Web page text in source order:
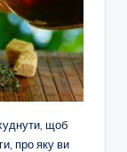
щоб
про яку ви